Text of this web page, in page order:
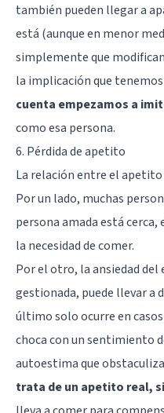
también pueden llegar a
está (aunque en menor
simplemente que
la implicación que
cuenta empezamos a
como esa persona.
6. Pérdida de apetito
La relación entre el
Por un lado, muchas
persona amada está
la necesidad de comer.
Por el otro, la ansiedad
gestionada, puede llevar a
último solo ocurre en
choca con un sentimiento
autoestima que
trata de un apetito real,